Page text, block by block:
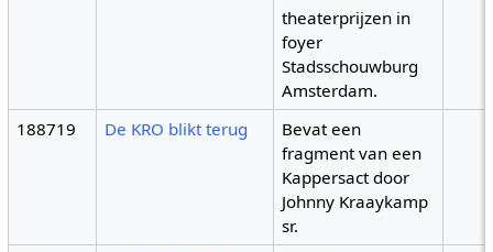
theaterprijzen in
foyer
Stadsschouwburg
Amsterdam.
188719
De KRO blikt terug
Bevat een
fragment van een
Kappersact door
Johnny Kraaykamp
sr.